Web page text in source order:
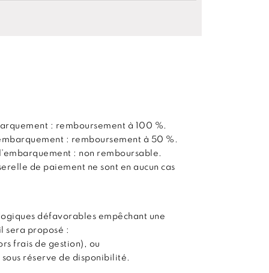
: remboursement à 100 %.
: remboursement à 50 %.
: non remboursable.
de paiement ne sont en aucun cas
défavorables empêchant une
sera proposé :
frais de gestion), ou
réserve de disponibilité.